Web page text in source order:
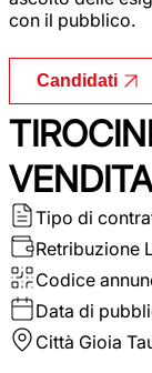
con il pubblico.
Candidati
Tipo di
Retribuzione
Codice
Data di
Città Gioia